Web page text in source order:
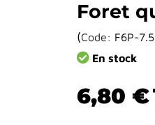
Foret
(Code: F6P-7.5
En stock
6,80 €